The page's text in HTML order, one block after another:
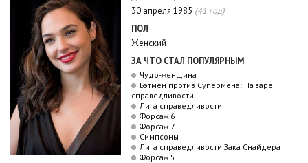
30 апреля 1985 (41 год)
ПОЛ
Женский
ЗА ЧТО СТАЛ ПОПУЛЯРНЫМ
Чудо-женщина
Бэтмен против Супермена: На заре
справедливости
Лига справедливости
Форсаж 6
Форсаж 7
Симпсоны
Лига справедливости Зака Снайдера
Форсаж 5